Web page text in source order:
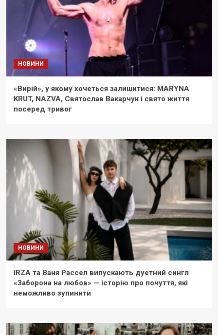
НОВИНИ
«Вирій», у якому хочеться залишитися: MARYNA
KRUT, NAZVA, Святослав Вакарчук і свято життя
посеред тривог
НОВИНИ
IRZA та Ваня Рассел випускають дуетний сингл
«Заборона на любов» — історію про почуття, які
неможливо зупинити